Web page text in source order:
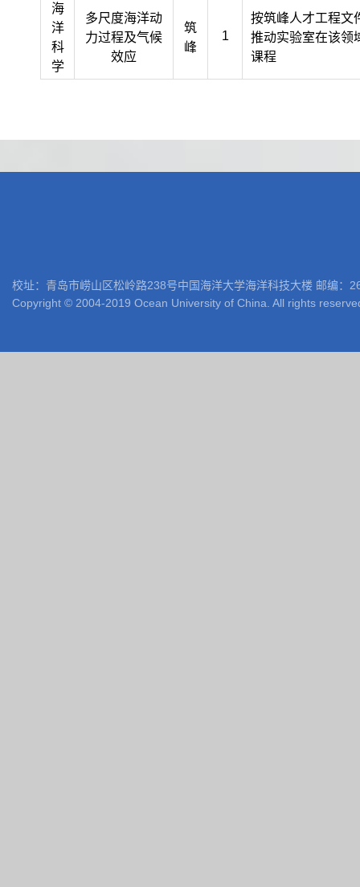
海
洋
科
学
多尺度海洋动
力过程及气候
效应
筑
峰
1
按筑峰人才工程文
推动实验室在该领
课程
校址：青岛市崂山区松岭路238号中国海洋大学海洋科技大楼 邮编
Copyright © 2004-2019 Ocean University of China. All rights